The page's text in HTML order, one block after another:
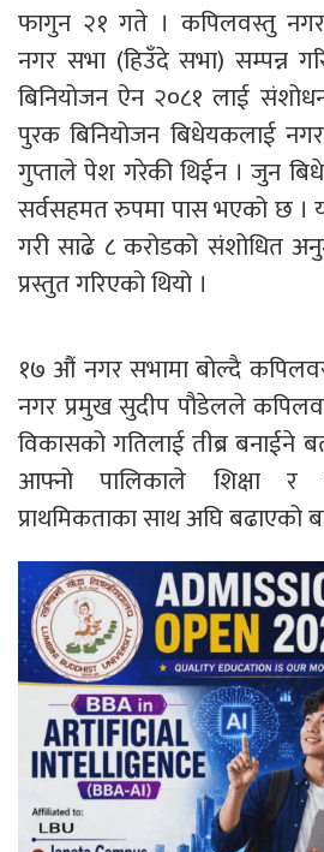
फागुन २१ गते । कपिलवस्तु
नगर सभा (हिउँदे सभा) सम्पन्न
बिनियोजन ऐन २०८१ लाई
पुरक बिनियोजन बिधेयकलाई
गुप्ताले पेश गरेकी थिईन । जुन
सर्वसहमत रुपमा पास भएको छ ।
गरी साढे ८ करोडको संशोधित
प्रस्तुत गरिएको थियो ।
१७ औं नगर सभामा बोल्दै
नगर प्रमुख सुदीप पौडेलले
विकासको गतिलाई तीब्र बनाईने
आफ्नो पालिकाले शिक्षा र
प्राथमिकताका साथ अघि बढाएको